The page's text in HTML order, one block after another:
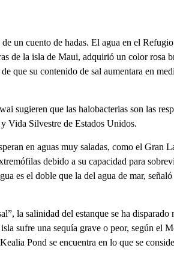
un cuento de hadas. El agua en el
de la isla de Maui, adquirió un color rosa
que su contenido de sal aumentara en
sugieren que las halobacterias son las
Vida Silvestre de Estados Unidos.
en aguas muy saladas, como el Gran
debido a su capacidad para
es el doble que la del agua de mar,
la salinidad del estanque se ha disparado
sufre una sequía grave o peor, según el
Pond se encuentra en lo que se